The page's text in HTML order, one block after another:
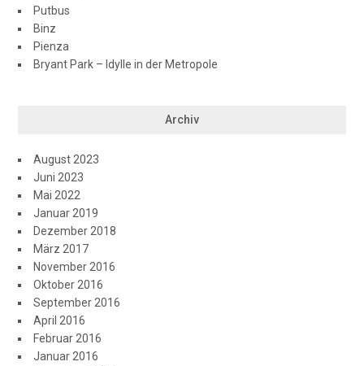
Putbus
Binz
Pienza
Bryant Park – Idylle in der Metropole
Archiv
August 2023
Juni 2023
Mai 2022
Januar 2019
Dezember 2018
März 2017
November 2016
Oktober 2016
September 2016
April 2016
Februar 2016
Januar 2016